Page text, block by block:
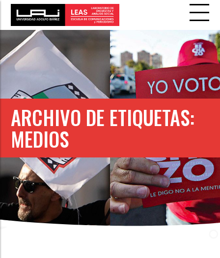
ARCHIVO DE ETIQUETAS:
MEDIOS